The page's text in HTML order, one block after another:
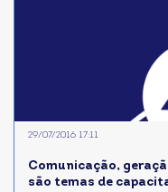
Comunicação,
são temas de
29/07/2016 17:11